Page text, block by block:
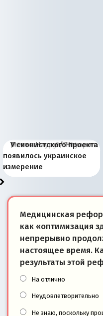
Киевская марионетка
Запада рассказала о
«переобувании» хозяев
В России назрели
перемены: 15 шагов к
суверенной экономике
Миграционный пожар
Европы
Россия начинает
сбрасывать балласт
Анкориджа
Россия зимой 1904
года: первые уступки во
внутренней политике
Русская нация вчера и
сегодня
Почему правый крах в
Варшаве не поможет её
отношениям с Россией?
Место Науру / Науэро в
современной истории
Южной Осетии
У сионистского проекта
появилось украинское
измерение
Медицинская
как «оптимизация
непрерывно
настоящее время.
результаты этой
На отлично
Неудовлетворительно
Не знаю, поскольку